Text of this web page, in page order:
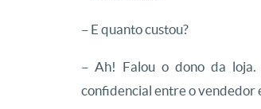
– E quanto custou?
– Ah! Falou o dono da
confidencial entre o vendedor